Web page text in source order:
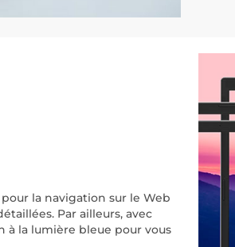
la navigation sur le Web
Par ailleurs, avec
à la lumière bleue pour vous